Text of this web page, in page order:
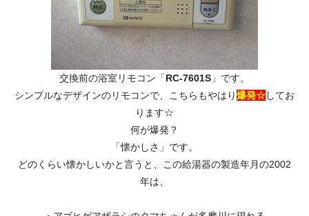
交換前の浴室リモコン「RC-7601S 」です。
シンプルなデザインのリモコンで、こちらもやはり爆発☆してお
ります☆
何が爆発？
「懐かしさ」です。
どのくらい懐かしいかと言うと、この給湯器の製造年月の2002
年は、